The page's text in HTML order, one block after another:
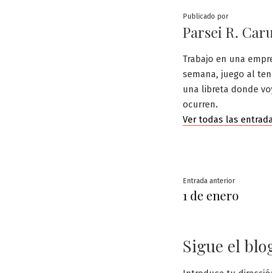
Publicado por
Parsei R.
Trabajo en una
semana, juego al
una libreta donde
ocurren.
Ver todas las
Navegación
de
Entrada anteriorEntrada
anterior:
1 de enero
Sigue el